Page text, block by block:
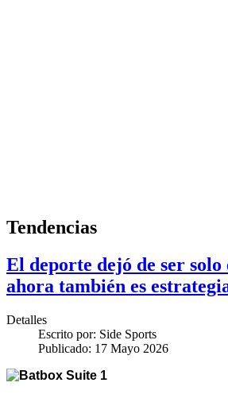
Tendencias
El deporte dejó de ser solo
ahora también es
Detalles
Escrito por: Side Sports
Publicado: 17 Mayo 2026